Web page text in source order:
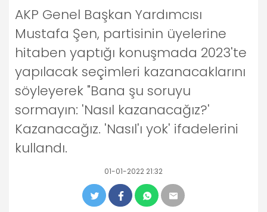
AKP Genel Başkan Yardımcısı
Mustafa Şen, partisinin üyelerine
hitaben yaptığı konuşmada 2023'te
yapılacak seçimleri kazanacaklarını
söyleyerek "Bana şu soruyu
sormayın: 'Nasıl kazanacağız?'
Kazanacağız. 'Nasıl'ı yok' ifadelerini
kullandı.
01-01-2022 21:32